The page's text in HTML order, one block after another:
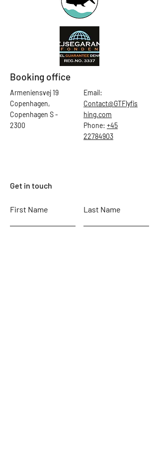
Booking office
Armeniensvej 19
Copenhagen,
Copenhagen S -
2300
Email:
Contact@GTFlyfis
hing.com
Phone: +45
22784903
Get in touch
First Name Last Name